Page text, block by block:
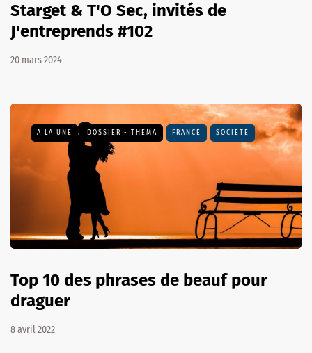
Starget & T'O Sec, invités de
J'entreprends #102
20 mars 2024
A LA UNE DOSSIER - THEMA FRANCE SOCIÉTÉ
Top 10 des phrases de beauf pour
draguer
8 avril 2022